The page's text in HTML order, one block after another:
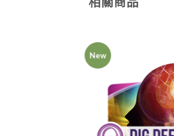
New